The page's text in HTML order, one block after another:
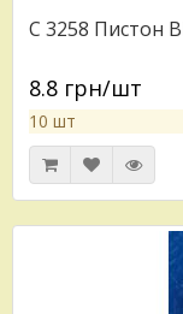
C 3258 Пистон
8.8 грн/шт
10 шт